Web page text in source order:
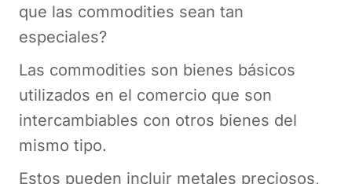
que las commodities sean tan
especiales?
Las commodities son bienes básicos
utilizados en el comercio que son
intercambiables con otros bienes del
mismo tipo.
Estos pueden incluir metales preciosos,